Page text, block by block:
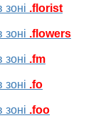
.florist
.flowers
.fm
.fo
.foo